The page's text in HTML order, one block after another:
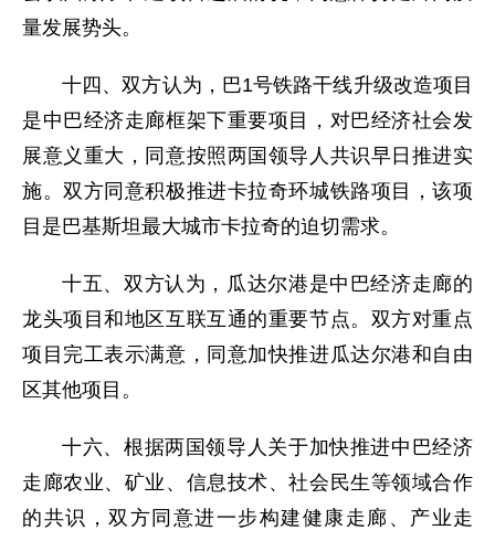
量发展势头。
十四、双方认为，巴1号铁路干线升级改造项目
是中巴经济走廊框架下重要项目，对巴经济社会发
展意义重大，同意按照两国领导人共识早日推进实
施。双方同意积极推进卡拉奇环城铁路项目，该项
目是巴基斯坦最大城市卡拉奇的迫切需求。
十五、双方认为，瓜达尔港是中巴经济走廊的
龙头项目和地区互联互通的重要节点。双方对重点
项目完工表示满意，同意加快推进瓜达尔港和自由
区其他项目。
十六、根据两国领导人关于加快推进中巴经济
走廊农业、矿业、信息技术、社会民生等领域合作
的共识，双方同意进一步构建健康走廊、产业走